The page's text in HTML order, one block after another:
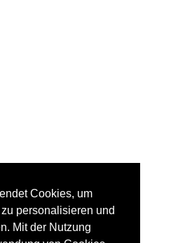
Cookies, um
personalisieren und
Mit der Nutzung